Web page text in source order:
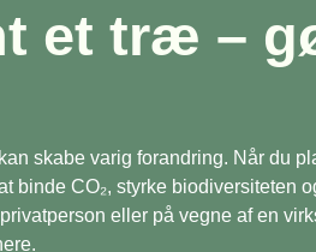
et træ –
skabe varig forandring. Når du
binde CO₂, styrke biodiversiteten
eller på vegne af en